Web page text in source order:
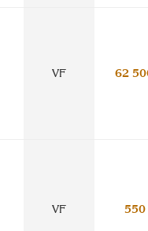
VF 62
VF 550